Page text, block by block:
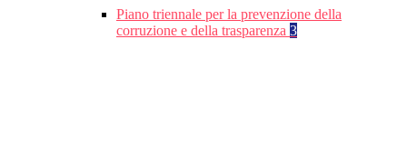
Piano triennale per la prevenzione della
corruzione e della trasparenza 3